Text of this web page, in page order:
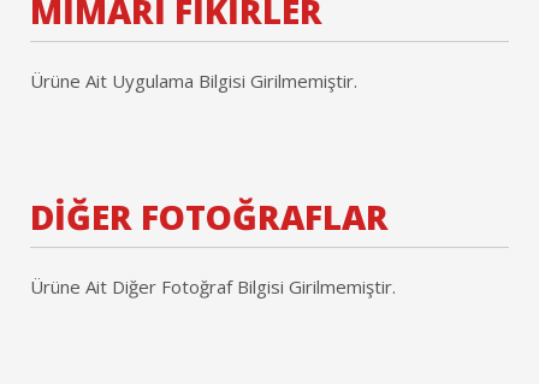
MİMARİ FİKİRLER
Ürüne Ait Uygulama Bilgisi Girilmemiştir.
DİĞER FOTOĞRAFLAR
Ürüne Ait Diğer Fotoğraf Bilgisi Girilmemiştir.